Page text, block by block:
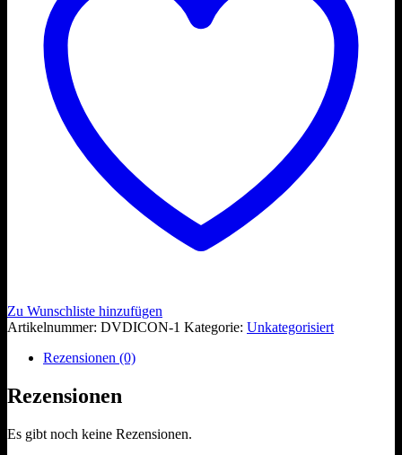
Zu Wunschliste hinzufügen
Artikelnummer: DVDICON-1 Kategorie: Unkategorisiert
Rezensionen (0)
Rezensionen
Es gibt noch keine Rezensionen.